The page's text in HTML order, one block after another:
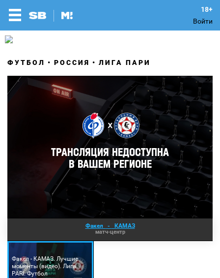
Войти
ФУТБОЛ РОССИЯ ЛИГА ПАРИ
Факел - КАМАЗ
матч-центр
Факел - КАМАЗ. Лучшие
моменты (видео). Лига
PARI. Футбол